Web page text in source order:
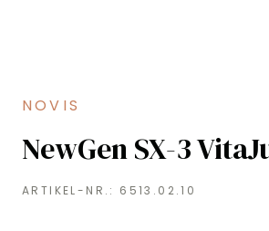
NOVIS
NewGen SX-3
ARTIKEL-NR.: 6513.02.10